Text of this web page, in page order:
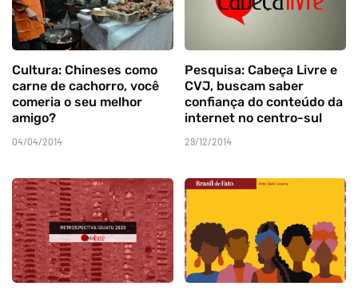
Cultura: Chineses como
carne de cachorro, você
comeria o seu melhor
amigo?
04/04/2014
Pesquisa: Cabeça Livre e
CVJ, buscam saber
confiança do conteúdo da
internet no centro-sul
29/12/2014